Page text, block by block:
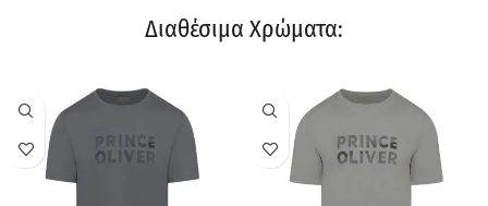
Διαθέσιμα Χρώματα:
ΠΡΟΣΦΟΡΆ ΠΡΟΣΦΟΡΆ